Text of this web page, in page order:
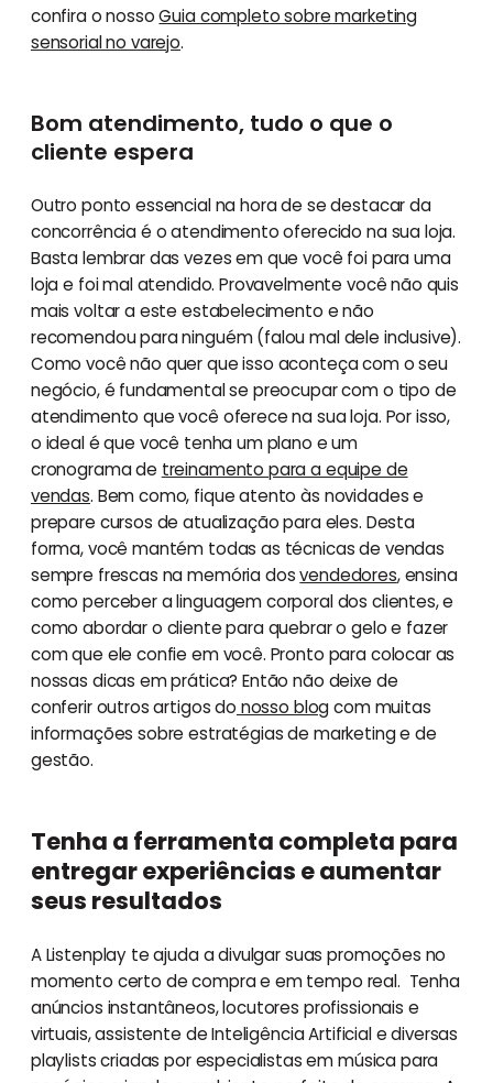
confira o nossoGuia completo sobre marketing
sensorial no varejo.
Bom atendimento, tudo o que o
cliente espera
Outro ponto essencial na hora de se destacar da
concorrência é o atendimento oferecido na sua loja.
Basta lembrar das vezes em que você foi para uma
loja e foi mal atendido. Provavelmente você não quis
mais voltar a este estabelecimento e não
recomendou para ninguém (falou mal dele inclusive).
Como você não quer que isso aconteça com o seu
negócio, é fundamental se preocupar com o tipo de
atendimento que você oferece na sua loja. Por isso,
o ideal é que você tenha um plano e um
cronograma de treinamento para a equipe de
vendas. Bem como, fique atento às novidades e
prepare cursos de atualização para eles. Desta
forma, você mantém todas as técnicas de vendas
sempre frescas na memória dosvendedores, ensina
como perceber a linguagem corporal dos clientes, e
como abordar o cliente para quebrar o gelo e fazer
com que ele confie em você. Pronto para colocar as
nossas dicas em prática? Então não deixe de
conferir outros artigos do nosso blogcom muitas
informações sobre estratégias de marketing e de
gestão.
Tenha a ferramenta completa para
entregar experiências e aumentar
seus resultados
A Listenplay te ajuda a divulgar suas promoções no
momento certo de compra e em tempo real. Tenha
anúncios instantâneos, locutores profissionais e
virtuais, assistente de Inteligência Artificial e diversas
playlists criadas por especialistas em música para